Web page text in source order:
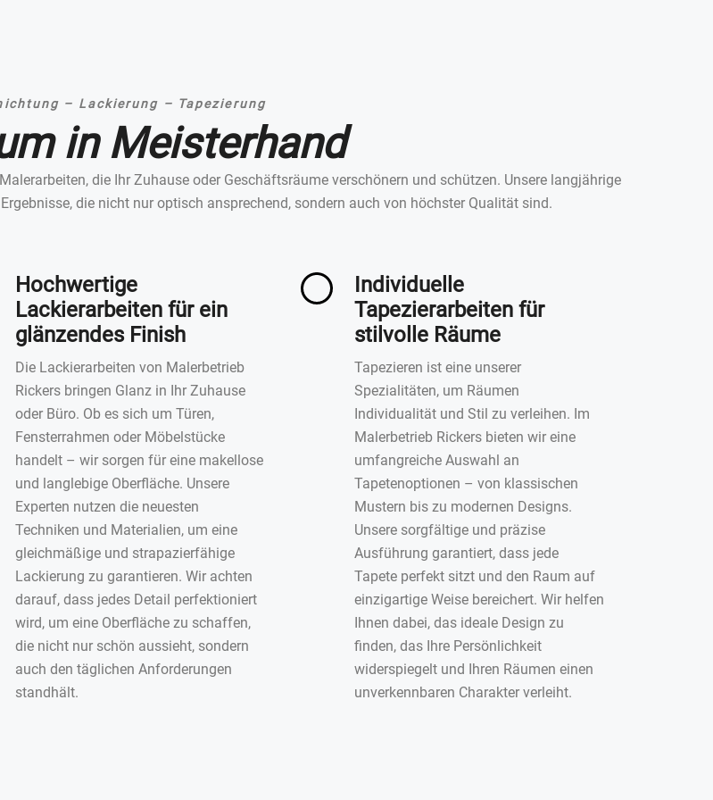
– Lackierung – Tapezierung
in Meisterhand
die Ihr Zuhause oder Geschäftsräume verschönern und schützen. Unsere langjährige
die nicht nur optisch ansprechend, sondern auch von höchster Qualität sind.
Hochwertige
Lackierarbeiten für ein
glänzendes Finish
Die Lackierarbeiten von Malerbetrieb
Rickers bringen Glanz in Ihr Zuhause
oder Büro. Ob es sich um Türen,
Fensterrahmen oder Möbelstücke
handelt – wir sorgen für eine makellose
und langlebige Oberfläche. Unsere
Experten nutzen die neuesten
Techniken und Materialien, um eine
gleichmäßige und strapazierfähige
Lackierung zu garantieren. Wir achten
darauf, dass jedes Detail perfektioniert
wird, um eine Oberfläche zu schaffen,
die nicht nur schön aussieht, sondern
auch den täglichen Anforderungen
standhält.
Individuelle
Tapezierarbeiten für
stilvolle Räume
Tapezieren ist eine unserer
Spezialitäten, um Räumen
Individualität und Stil zu verleihen. Im
Malerbetrieb Rickers bieten wir eine
umfangreiche Auswahl an
Tapetenoptionen – von klassischen
Mustern bis zu modernen Designs.
Unsere sorgfältige und präzise
Ausführung garantiert, dass jede
Tapete perfekt sitzt und den Raum auf
einzigartige Weise bereichert. Wir helfen
Ihnen dabei, das ideale Design zu
finden, das Ihre Persönlichkeit
widerspiegelt und Ihren Räumen einen
unverkennbaren Charakter verleiht.